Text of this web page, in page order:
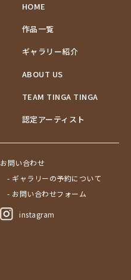
HOME
作品一覧
ギャラリー紹介
ABOUT US
TEAM TINGA TINGA
認定アーティスト
お問い合わせ
- ギャラリーの予約について
- お問い合わせフォーム
instagram